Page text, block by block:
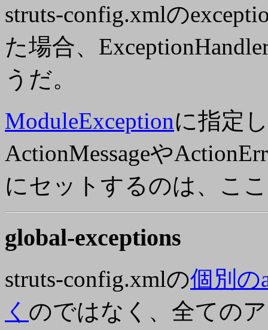
struts-config.xmlの
た場合、
うだ。
ModuleExceptionに指定
ActionMessageや
にセットするのは、こ
global-exceptions
struts-config.xmlの個別の
く のではなく、全ての